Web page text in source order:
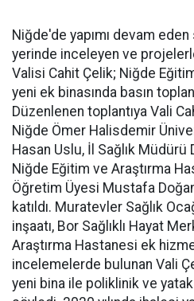
Niğde'de yapımı devam eden
yerinde inceleyen ve
Valisi Cahit Çelik; Niğde
yeni ek binasında basın
Düzenlenen toplantıya Vali
Niğde Ömer Halisdemir
Hasan Uslu, İl Sağlık Müdürü
Niğde Eğitim ve Araştırma
Öğretim Üyesi Mustafa
katıldı. Muratevler Sağlık
inşaatı, Bor Sağlıklı Hayat
Araştırma Hastanesi ek
incelemelerde bulunan Vali
yeni bina ile poliklinik ve yatak